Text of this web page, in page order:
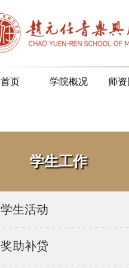
首页 学院概况 师
学生工作
学生活动
奖助补贷